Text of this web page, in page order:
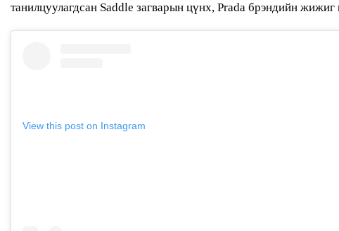
танилцуулагдсан Saddle загварын цүнх, Prada брэндийн
View this post on Instagram